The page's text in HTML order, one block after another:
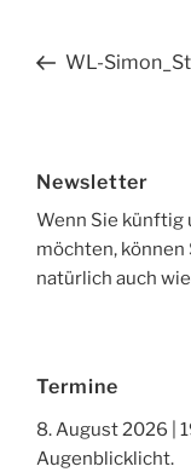
Vorheriger
WL-
Newsletter
Wenn Sie künftig
möchten, können
natürlich auch
Termine
8. August 2026 |
Augenblicklicht.